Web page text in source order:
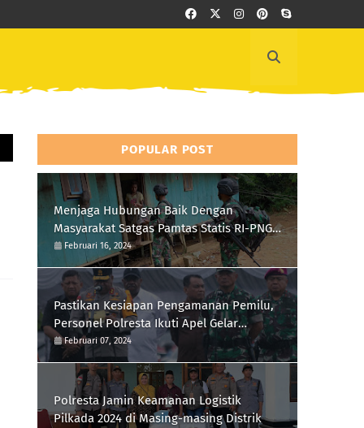
POPULAR POST
Menjaga Hubungan Baik Dengan
Masyarakat Satgas Pamtas Statis RI-PNG
Yonif 111/KB Melaksanakan Silaturrahmi
Februari 16, 2024
Pastikan Kesiapan Pengamanan Pemilu,
Personel Polresta Ikuti Apel Gelar
Pasukan Hari Ini
Februari 07, 2024
Polresta Jamin Keamanan Logistik
Pilkada 2024 di Masing-masing Distrik